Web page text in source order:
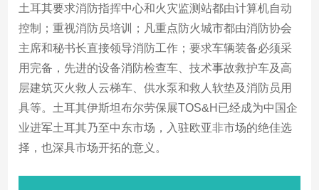
土耳其要求消防指挥中心和火灾监测站都由计算机自动
控制；重视消防员培训；凡重点防火城市都由消防协会
主席和秘书长直接领导消防工作；要求车辆装备必须采
用完备，先进的设备消防检查车、技术事故救护车及高
层建筑灭火救人云梯车、供水泵和救人软垫及消防员用
具等。土耳其伊斯坦布尔劳保展TOS&H已经成为中国企
业进军土耳其乃至中东市场，入驻欧亚非市场的绝佳选
择，也深具市场开拓的意义。